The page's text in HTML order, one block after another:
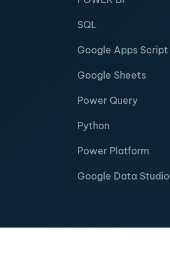
SQL
Google Apps Script
Google Sheets
Power Query
Python
Power Platform
Google Data Studio